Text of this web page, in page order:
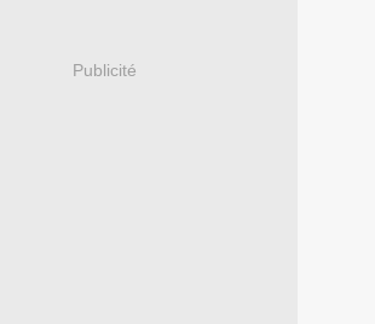
Publicité